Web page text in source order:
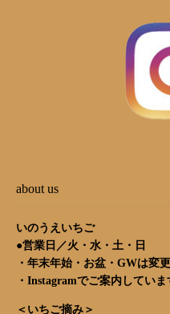
about us
いのうえいちご
●営業日／火・水・土・日
・年末年始・お盆・GWは変
・ Instagramでご案内していま
＜いちご摘み＞